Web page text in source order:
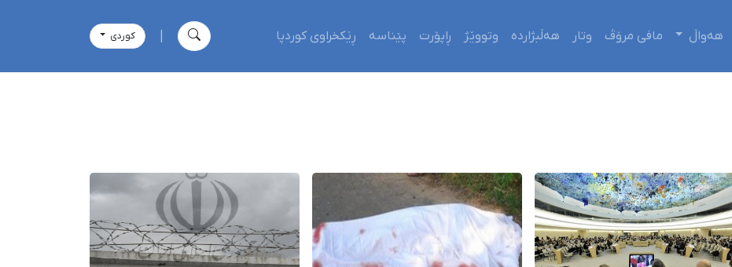
هەواڵ مافی مرۆڤ وتار هەڵبژاردە وتووێژ ڕاپۆرت پێناسە ڕێکخراوی کوردپا كوردی